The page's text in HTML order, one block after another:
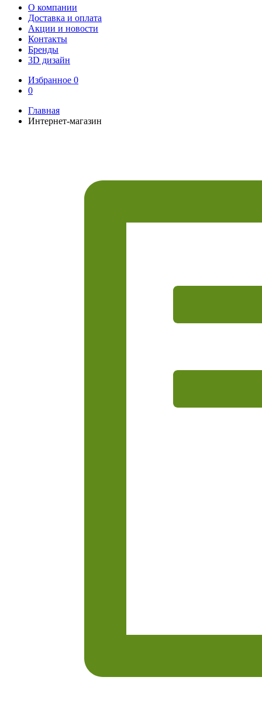
О компании
Доставка и оплата
Акции и новости
Контакты
Бренды
3D дизайн
Избранное 0
0
Главная
Интернет-магазин